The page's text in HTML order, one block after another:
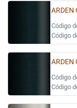
ARDEN
Código
Código
ARDEN
Código
Código